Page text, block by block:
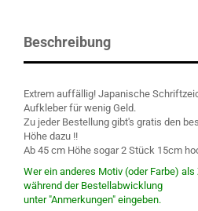
Beschreibung
Extrem auffällig! Japanische
Aufkleber für wenig Geld.
Zu jeder Bestellung gibt's gratis den
Höhe dazu !!
Ab 45 cm Höhe sogar 2 Stück 15cm
Wer ein anderes Motiv (oder Farbe)
während der Bestellabwicklung
unter "Anmerkungen" eingeben.